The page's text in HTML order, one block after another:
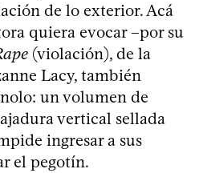
de lo exterior. Acá
quiera evocar –por su
(violación), de la
Lacy, también
un volumen de
vertical sellada
ingresar a sus
el pegotín.